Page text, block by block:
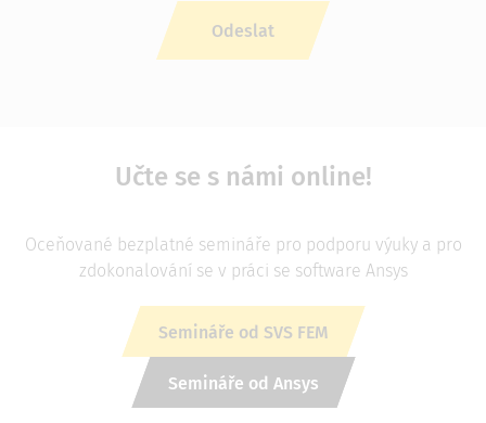
Učte se s námi online!
Oceňované bezplatné semináře pro podporu výuky a pro
zdokonalování se v práci se software Ansys
Semináře od SVS FEM
Semináře od Ansys